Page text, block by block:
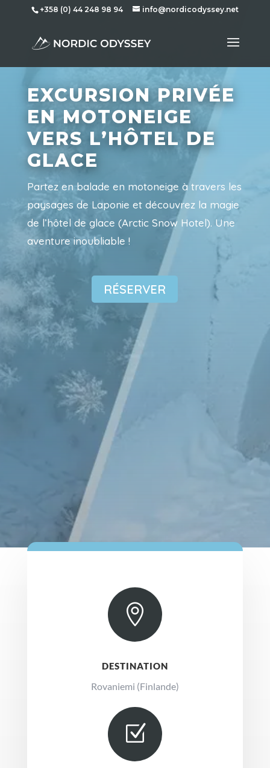
+358 (0) 44 248 98 94 info@nordicodyssey.net
EXCURSION PRIVÉE
EN MOTONEIGE
VERS L’HÔTEL DE
GLACE
Partez en balade en motoneige à travers les
paysages de Laponie et découvrez la magie
de l’hôtel de glace (Arctic Snow Hotel). Une
aventure inoubliable !
RÉSERVER

DESTINATION
Rovaniemi (Finlande)
Z